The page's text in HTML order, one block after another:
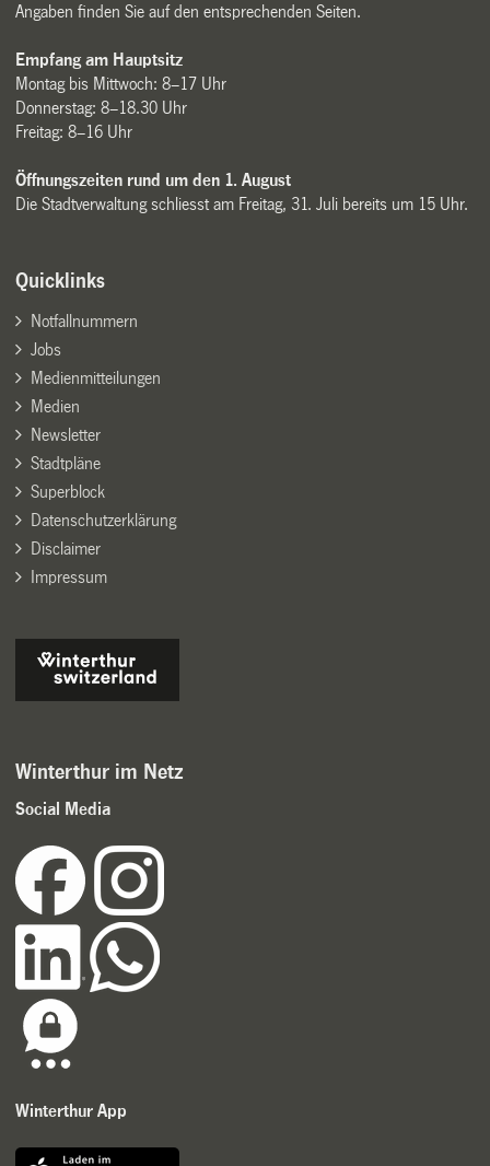
Angaben finden Sie auf den entsprechenden Seiten.
Empfang am Hauptsitz
Montag bis Mittwoch: 8–17 Uhr
Donnerstag: 8–18.30 Uhr
Freitag: 8–16 Uhr
Öffnungszeiten rund um den 1. August
Die Stadtverwaltung schliesst am Freitag, 31. Juli bereits um 15 Uhr.
Quicklinks
Notfallnummern
Jobs
Medienmitteilungen
Medien
Newsletter
Stadtpläne
Superblock
Datenschutzerklärung
Disclaimer
Impressum
Winterthur im Netz
Social Media
Winterthur App